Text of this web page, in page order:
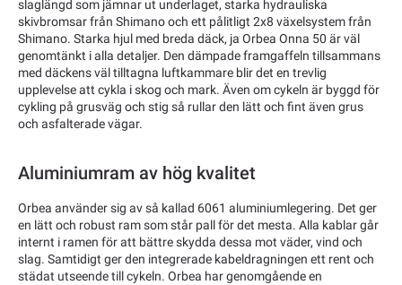
slaglängd som jämnar ut underlaget, starka hydrauliska
skivbromsar från Shimano och ett pålitligt 2x8 växelsystem från
Shimano. Starka hjul med breda däck, ja Orbea Onna 50 är väl
genomtänkt i alla detaljer. Den dämpade framgaffeln tillsammans
med däckens väl tilltagna luftkammare blir det en trevlig
upplevelse att cykla i skog och mark. Även om cykeln är byggd för
cykling på grusväg och stig så rullar den lätt och fint även grus
och asfalterade vägar.
Aluminiumram av hög kvalitet
Orbea använder sig av så kallad 6061 aluminiumlegering. Det ger
en lätt och robust ram som står pall för det mesta. Alla kablar går
internt i ramen för att bättre skydda dessa mot väder, vind och
slag. Samtidigt ger den integrerade kabeldragningen ett rent och
städat utseende till cykeln. Orbea har genomgående en